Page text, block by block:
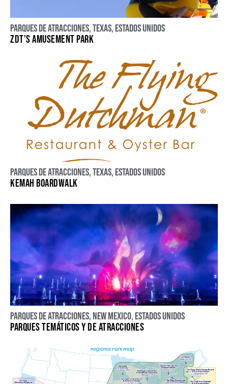
Parques de atracciones,Texas,Estados Unidos
ZDT’S AMUSEMENT PARK
Parques de atracciones,Texas,Estados Unidos
KEMAH BOARDWALK
Parques de atracciones,New Mexico,Estados Unidos
PARQUES TEMÁTICOS Y DE ATRACCIONES